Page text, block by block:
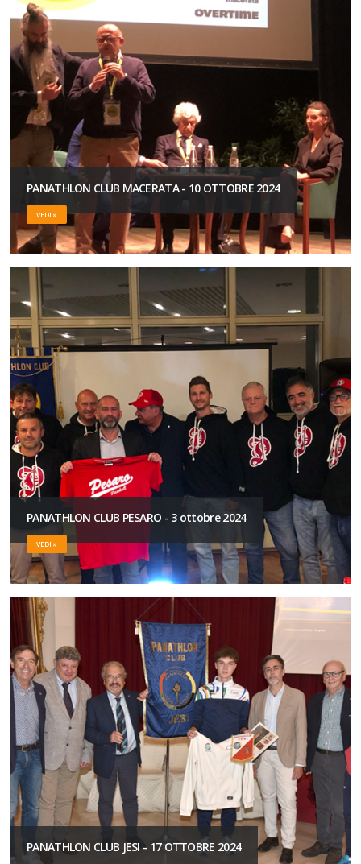
PANATHLON CLUB MACERATA - 10 OTTOBRE 2024
VEDI »
PANATHLON CLUB PESARO - 3 ottobre 2024
VEDI »
PANATHLON CLUB JESI - 17 OTTOBRE 2024